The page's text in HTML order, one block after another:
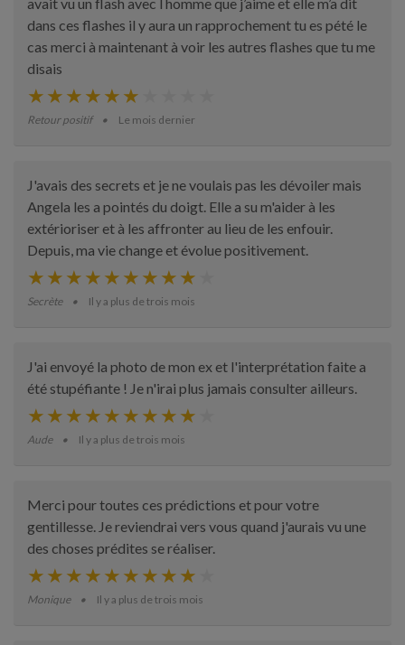
dans ces flashes il y aura un rapprochement tu es pété le
cas merci à maintenant à voir les autres flashes que tu me
disais
Retour positif Le mois dernier
J'avais des secrets et je ne voulais pas les dévoiler mais
Angela les a pointés du doigt. Elle a su m'aider à les
extérioriser et à les affronter au lieu de les enfouir.
Depuis, ma vie change et évolue positivement.
Secrète Il y a plus de trois mois
J'ai envoyé la photo de mon ex et l'interprétation faite a
été stupéfiante ! Je n'irai plus jamais consulter ailleurs.
Aude Il y a plus de trois mois
Merci pour toutes ces prédictions et pour votre
gentillesse. Je reviendrai vers vous quand j'aurais vu une
des choses prédites se réaliser.
Monique Il y a plus de trois mois